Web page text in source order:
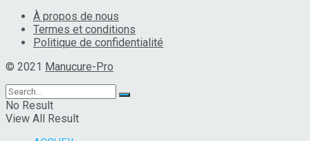
À propos de nous
Termes et conditions
Politique de confidentialité
© 2021 Manucure-Pro
No Result
View All Result